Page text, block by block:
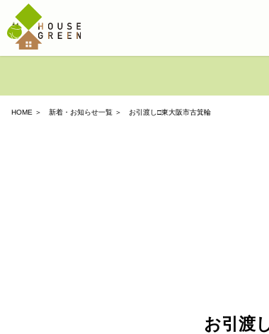
HOME ＞ 新着・お知らせ一覧 ＞ お引渡し□東大阪市古箕輪
お引渡